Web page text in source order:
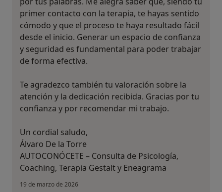
primer contacto con la terapia, te hayas sentido
cómodo y que el proceso te haya resultado fácil
desde el inicio. Generar un espacio de confianza
y seguridad es fundamental para poder trabajar
de forma efectiva.
Te agradezco también tu valoración sobre la
atención y la dedicación recibida. Gracias por tu
confianza y por recomendar mi trabajo.
Un cordial saludo,
Álvaro De la Torre
AUTOCONÓCETE – Consulta de Psicología,
Coaching, Terapia Gestalt y Eneagrama
19 de marzo de 2026